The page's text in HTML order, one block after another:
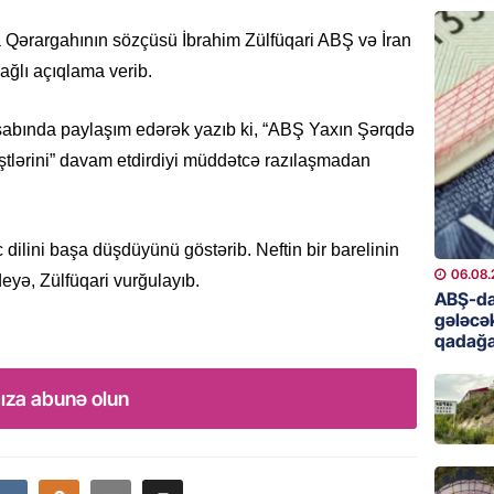
sözçüsü İbrahim Zülfüqari ABŞ və İran
açıqlama verib.
paylaşım edərək yazıb ki, “ABŞ Yaxın Şərqdə
davam etdirdiyi müddətcə razılaşmadan
dilini başa düşdüyünü göstərib. Neftin bir barelinin
Zülfüqari vurğulayıb.
abunə olun
ÖZƏL
GÜNDƏM
səfəri
BANNER
ABŞ-